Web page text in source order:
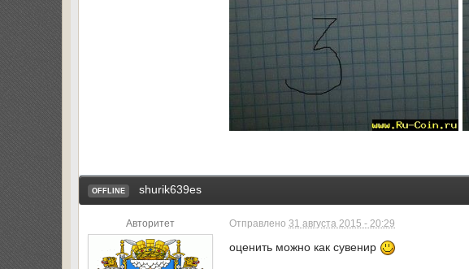
OFFLINE shurik639es
Авторитет Отправлено31 августа 2015 - 20:29
оценить можно как сувенир